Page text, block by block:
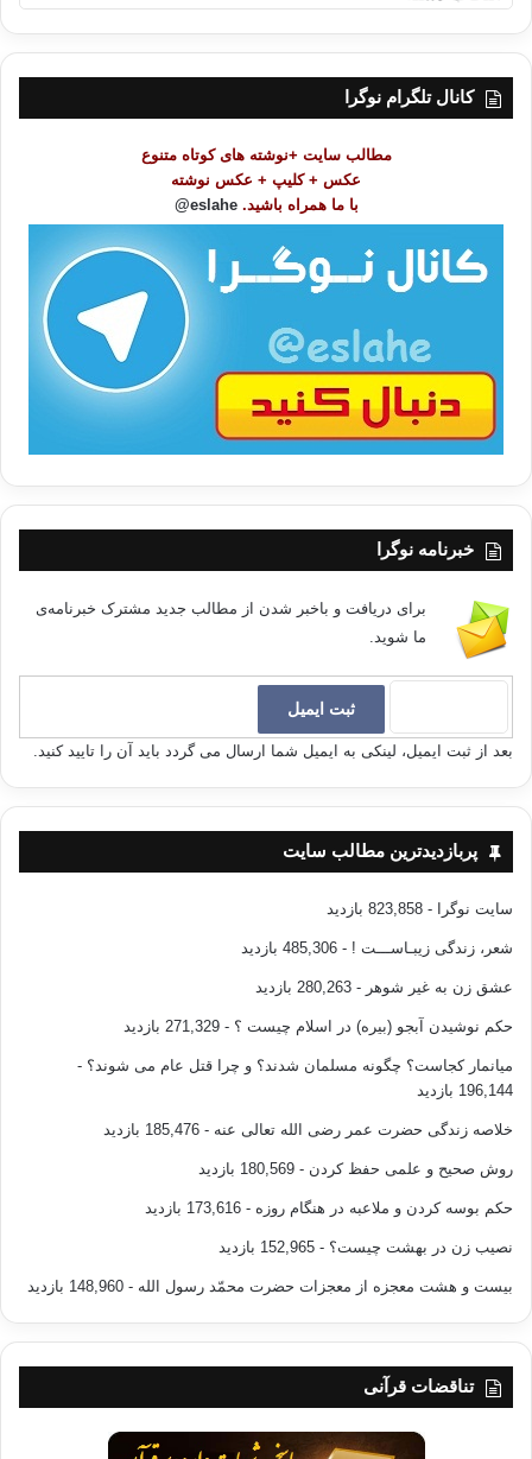
ه
ر
کانال تلگرام نوگرا
مطالب سایت +نوشته های کوتاه متنوع
عکس + کلیپ + عکس نوشته
با ما همراه باشید. eslahe@
خبرنامه نوگرا
برای دریافت و باخبر شدن از مطالب جدید مشترک خبرنامه‌ی
ما شوید.
بعد از ثبت ایمیل، لینکی به ایمیل شما ارسال می گردد باید آن را تایید کنید.
پربازدیدترین مطالب سایت
سایت نوگرا - 823,858 بازدید
شعر، زندگی زیبـاســـت ! - 485,306 بازدید
عشق زن به غیر شوهر - 280,263 بازدید
حکم نوشیدن آبجو (بیره) در اسلام چیست ؟ - 271,329 بازدید
میانمار کجاست؟ چگونه مسلمان شدند؟ و چرا قتل عام می شوند؟ -
196,144 بازدید
خلاصه زندگی حضرت عمر رضی الله تعالی عنه - 185,476 بازدید
روش صحیح و علمی حفظ کردن - 180,569 بازدید
حکم بوسه کردن و ملاعبه در هنگام روزه - 173,616 بازدید
نصیب زن در بهشت چیست؟ - 152,965 بازدید
بیست و هشت معجزه از معجزات حضرت محمّد رسول الله - 148,960 بازدید
تناقضات قرآنی